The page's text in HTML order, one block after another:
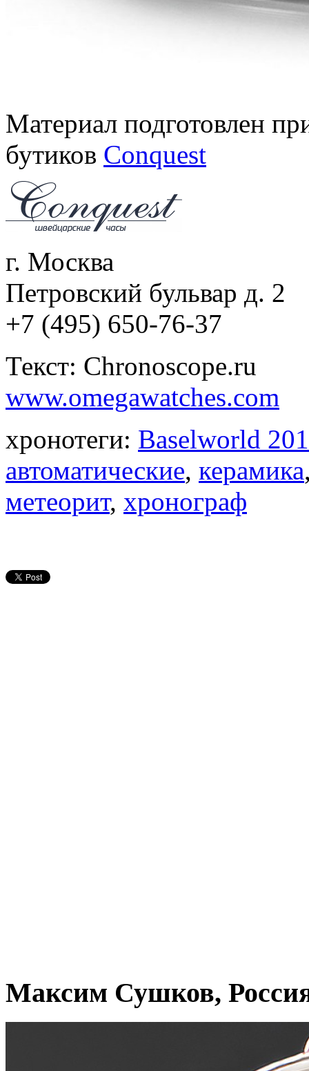
Материал подготовлен
бутиков Conquest
г. Москва
Петровский бульвар д. 2
+7 (495) 650-76-37
Текст: Chronoscope.ru
www.omegawatches.com
хронотеги: Baselworld
автоматические, керамика
метеорит, хронограф
Максим Сушков,